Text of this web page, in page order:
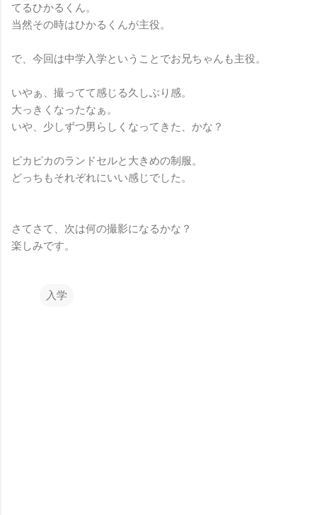
てるひかるくん。
当然その時はひかるくんが主役。
で、今回は中学入学ということでお兄ちゃんも主役。
いやぁ、撮ってて感じる久しぶり感。
大っきくなったなぁ。
いや、少しずつ男らしくなってきた、かな？
ピカピカのランドセルと大きめの制服。
どっちもそれぞれにいい感じでした。
さてさて、次は何の撮影になるかな？
楽しみです。
入学